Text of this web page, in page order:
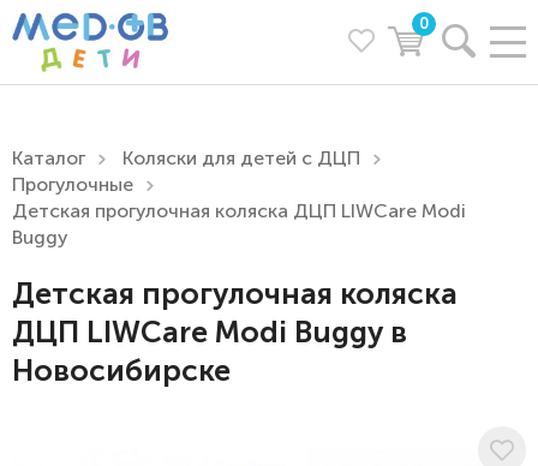
0
Каталог
Коляски для детей с ДЦП
Прогулочные
Детская прогулочная коляска ДЦП LIWCare Modi
Buggy
Детская прогулочная коляска
ДЦП LIWCare Modi Buggy в
Новосибирске